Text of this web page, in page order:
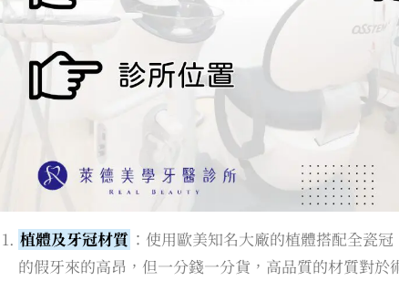
植體及牙冠材質 ：使用歐美知名大廠的植體搭配全瓷
的假牙來的高昂，但一分錢一分貨，高品質的材質對